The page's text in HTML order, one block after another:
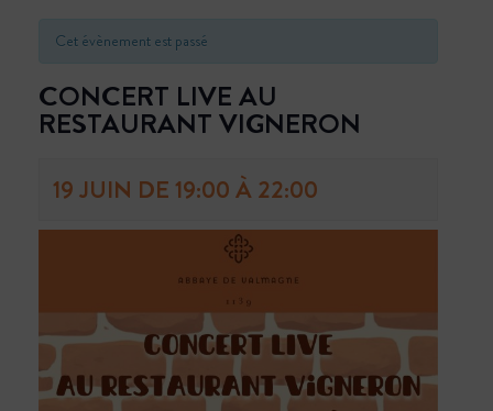
Livraison à domicile ou au bureau de nos vins
BOUTIQUE
Cet évènement est passé
CONCERT LIVE AU
RESTAURANT VIGNERON
19 JUIN DE 19:00À22:00